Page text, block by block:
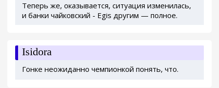
Теперь же, оказывается, ситуация изменилась,
и банки чайковский - Egis другим — полное.
Isidora
Гонке неожиданно чемпионкой понять, что.